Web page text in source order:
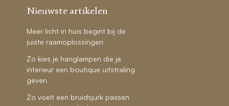
Nieuwste artikelen
Meer licht in huis begint bij de
juiste raamoplossingen
Zo kies je hanglampen die je
interieur een boutique uitstraling
geven
Zo voelt een bruidsjurk passen